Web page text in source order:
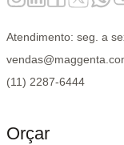
Atendimento: seg. a
(11) 2287-6444
Orçar